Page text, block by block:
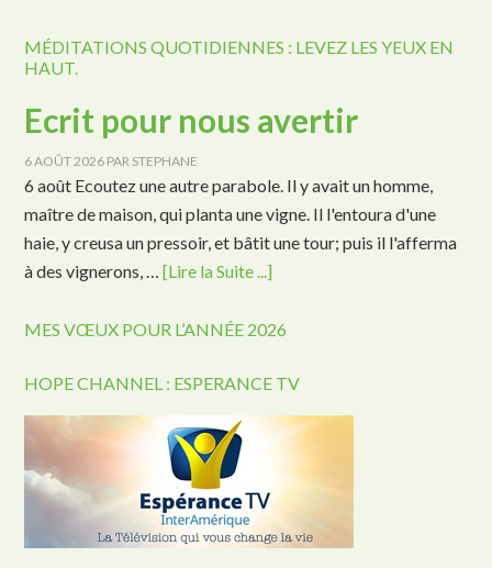
MÉDITATIONS QUOTIDIENNES : LEVEZ LES YEUX EN
HAUT.
Ecrit pour nous avertir
6 AOÛT 2026 PAR STEPHANE
6 août Ecoutez une autre parabole. Il y avait un homme,
maître de maison, qui planta une vigne. Il l'entoura d'une
haie, y creusa un pressoir, et bâtit une tour; puis il l'afferma
à des vignerons, …[Lire la Suite ...]
MES VŒUX POUR L’ANNÉE 2026
HOPE CHANNEL : ESPERANCE TV